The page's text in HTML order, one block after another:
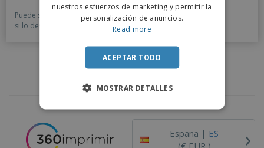
Puede seleccionar una de las Plantillas ya preparadas o,
si lo desea, puede solicitar un Diseño Personalizado.
España | ES
›
nuestros esfuerzos de marketing y permitir la
personalización de anuncios.
Read more
ACEPTAR TODO
MOSTRAR DETALLES